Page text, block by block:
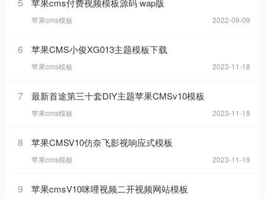
苹果cms付费视频模板源码 wap版
苹果cms模板 2022-09-09
6 苹果CMS小俊XG013主题模板下载
苹果cms模板 2023-11-18
7 最新首途第三十套DIY主题苹果CMSv10模板
苹果cms模板 2023-11-18
8 苹果CMSV10仿奈飞影视响应式模板
苹果cms模板 2023-11-19
9 苹果cmsV10咪哩视频二开视频网站模板